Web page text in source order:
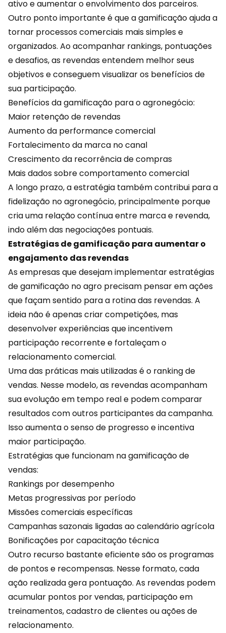
ativo e aumentar o envolvimento dos parceiros.
Outro ponto importante é que a gamificação ajuda a
tornar processos comerciais mais simples e
organizados. Ao acompanhar rankings, pontuações
e desafios, as revendas entendem melhor seus
objetivos e conseguem visualizar os benefícios de
sua participação.
Benefícios da gamificação para o agronegócio:
Maior retenção de revendas
Aumento da performance comercial
Fortalecimento da marca no canal
Crescimento da recorrência de compras
Mais dados sobrecomportamentocomercial
A longo prazo, a estratégia também contribui para a
fidelização no agronegócio, principalmente porque
cria uma relação contínua entre marca e revenda,
indo além das negociações pontuais.
Estratégias de gamificação para aumentar o
engajamento das revendas
As empresas que desejam implementar estratégias
de gamificação no agro precisam pensar em ações
que façam sentido para a rotina das revendas. A
ideia não é apenas criar competições, mas
desenvolverexperiênciasque incentivem
participação recorrente e fortaleçam o
relacionamento comercial.
Uma das práticas mais utilizadas é o ranking de
vendas. Nesse modelo, as revendas acompanham
sua evolução em tempo real e podem comparar
resultados com outros participantes da campanha.
Isso aumenta o senso de progresso e incentiva
maior participação.
Estratégias que funcionam na gamificação de
vendas:
Rankings por desempenho
Metas progressivas por período
Missões comerciais específicas
Campanhas sazonais ligadas ao calendário agrícola
Bonificações por capacitação técnica
Outro recurso bastante eficiente são os programas
de pontos e recompensas. Nesse formato, cada
ação realizada gera pontuação. As revendas podem
acumular pontos por vendas, participação em
treinamentos, cadastro de clientes ou ações de
relacionamento.